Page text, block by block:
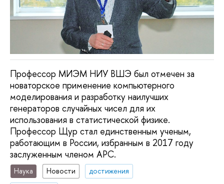
Профессор МИЭМ НИУ ВШЭ был отмечен за
новаторское применение компьютерного
моделирования и разработку наилучших
генераторов случайных чисел для их
использования в статистической физике.
Профессор Щур стал единственным ученым,
работающим в России, избранным в 2017 году
заслуженным членом АРС.
Наука Новости
достижения